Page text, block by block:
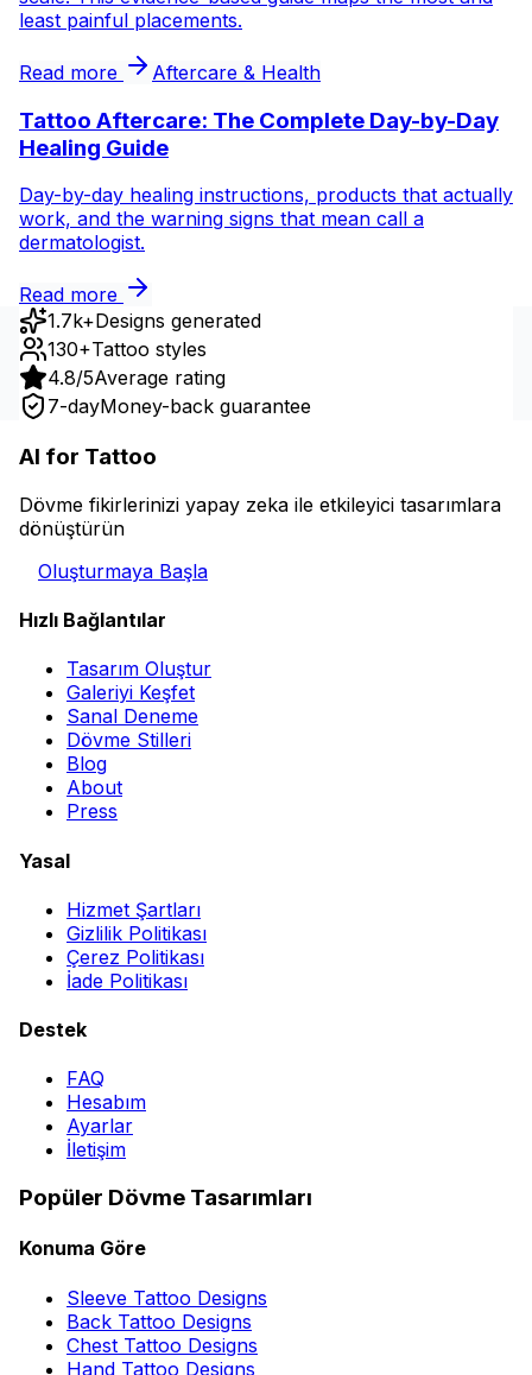
least painful placements.
Read more Aftercare & Health
Tattoo Aftercare: The Complete Day-by-Day
Healing Guide
Day-by-day healing instructions, products that actually
work, and the warning signs that mean call a
dermatologist.
Read more
1.7k+Designs generated
130+Tattoo styles
4.8/5Average rating
7-dayMoney-back guarantee
AI for Tattoo
Dövme fikirlerinizi yapay zeka ile etkileyici tasarımlara
dönüştürün
Oluşturmaya Başla
Hızlı Bağlantılar
Tasarım Oluştur
Galeriyi Keşfet
Sanal Deneme
Dövme Stilleri
Blog
About
Press
Yasal
Hizmet Şartları
Gizlilik Politikası
Çerez Politikası
İade Politikası
Destek
FAQ
Hesabım
Ayarlar
İletişim
Popüler Dövme Tasarımları
Konuma Göre
Sleeve Tattoo Designs
Back Tattoo Designs
Chest Tattoo Designs
Hand Tattoo Designs